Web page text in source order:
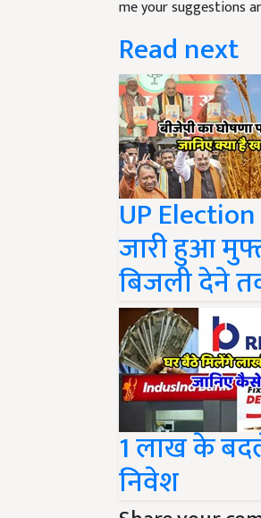
Read next
UP
जारी हुआ
बिजली देने
1 लाख के
निवेश
Share your